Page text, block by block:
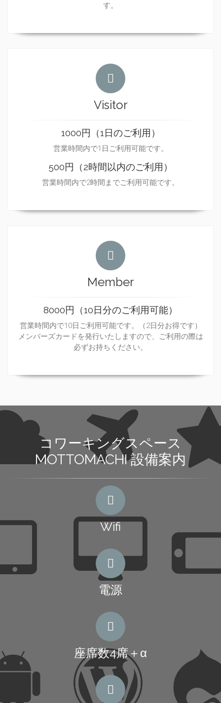
す。
Visitor
1000円（1日のご利用）
営業時間内で1日ご利用可能です。
500円（2時間以内のご利用）
営業時間内で2時間までご利用可能です。
Member
8000円（10日分のご利用可能）
営業時間内で10日ご利用可能です。（2日分お得です）
メンバーズカードを発行いたしますので、ご利用の際は
必ずお持ちください。
コワーキングスペース
MOTTOMACHI 設備案内
Wifi
電源
座席数4席＋α